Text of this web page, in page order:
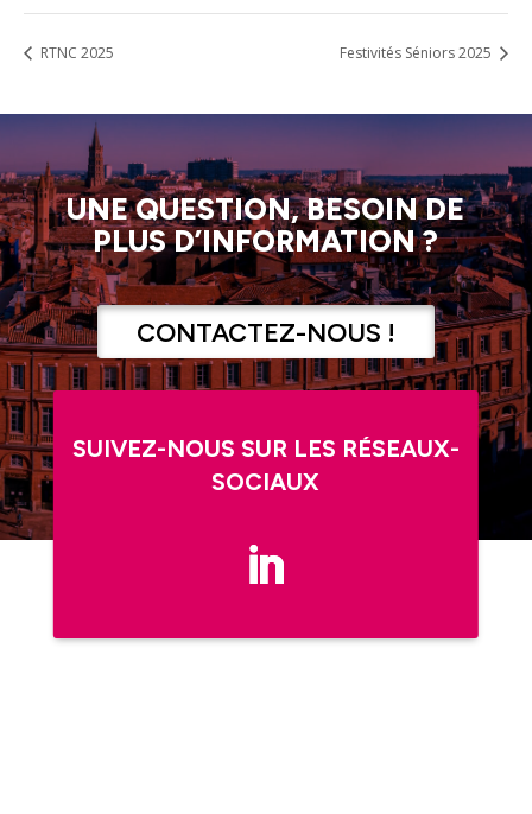
RTNC 2025 Festivités Séniors 2025
UNE QUESTION, BESOIN DE
PLUS D’INFORMATION ?
CONTACTEZ-NOUS !
SUIVEZ-NOUS SUR LES RÉSEAUX-
SOCIAUX